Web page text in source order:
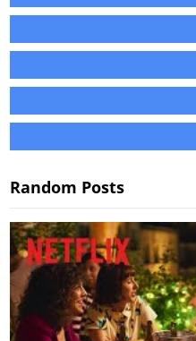
Random Posts